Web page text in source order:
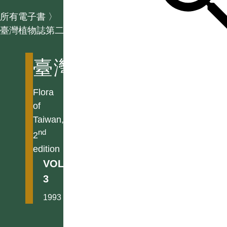
所有電子書 〉
臺灣植物誌第二版
臺灣植物誌第二版
Flora
of
Taiwan,
2nd
edition
VOL.
3
1993